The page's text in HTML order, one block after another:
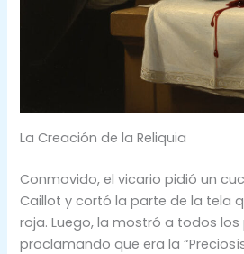
La Creación de la Reliquia
Conmovido, el vicario pidió un
Caillot y cortó la parte de la tela
roja. Luego, la mostró a todos los
proclamando que era la